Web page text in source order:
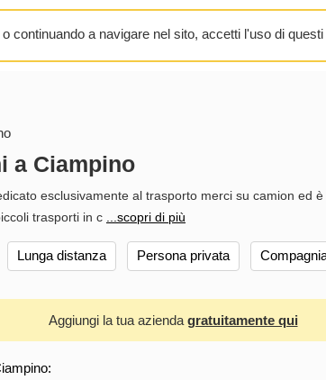
continuando a navigare nel sito, accetti l'uso di
a Ciampino
esclusivamente al trasporto merci su camion ed
trasporti in c
...scopri di più
Lunga distanza Persona privata
Aggiungi la tua azienda gratuitamente qui